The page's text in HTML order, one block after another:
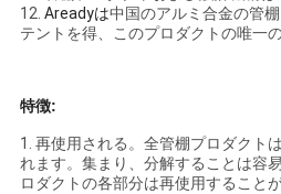
シ
ー
ポ
リ
12. Areadyは中国のアルミ合金の管
テントを得、このプロダクトの唯一
特徴:
1. 再使用される。全管棚プロダクト
れます。集まり、分解することは容
ロダクトの各部分は再使用すること